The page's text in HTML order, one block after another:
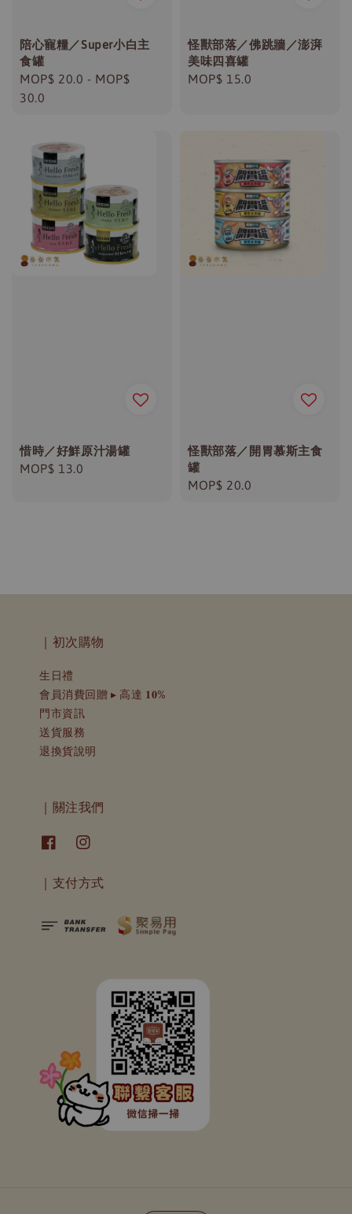
陪心寵糧／Super小白主
食罐
Regular
price
MOP$ 20.0 - MOP$
30.0
怪獸部落／佛跳牆／澎湃
美味四喜罐
Regular
MOP$ 15.0
惜時／好鮮原汁湯罐
Regular
MOP$ 13.0
怪獸部落／開胃慕斯主食
罐
Regular
MOP$ 20.0
｜初次購物
生日禮
會員消費回贈 ▸ 高達 𝟏𝟎%
門市資訊
送貨服務
退換貨說明
｜關注我們
｜支付方式